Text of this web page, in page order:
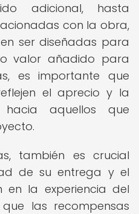
adicional, hasta
con la obra,
ser diseñadas para
valor añadido para
es importante que
el aprecio y la
aquellos que
también es crucial
de su entrega y el
la experiencia del
las recompensas